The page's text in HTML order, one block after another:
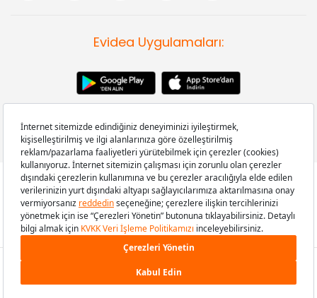
Evidea Uygulamaları:
Copyright © 2008-2026 Evidea.com | Tüm hakları saklıdır.